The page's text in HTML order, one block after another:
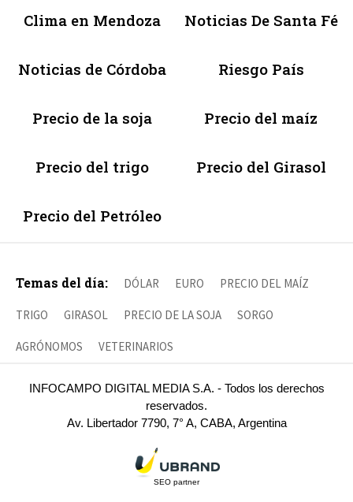
Clima en Mendoza Noticias De Santa Fé
Noticias de Córdoba Riesgo País
Precio de la soja Precio del maíz
Precio del trigo Precio del Girasol
Precio del Petróleo
Temas del día: DÓLAR EURO PRECIO DEL MAÍZ
TRIGO GIRASOL PRECIO DE LA SOJA SORGO
AGRÓNOMOS VETERINARIOS
INFOCAMPO DIGITAL MEDIA S.A. - Todos los derechos
reservados.
Av. Libertador 7790, 7° A, CABA, Argentina
SEO partner